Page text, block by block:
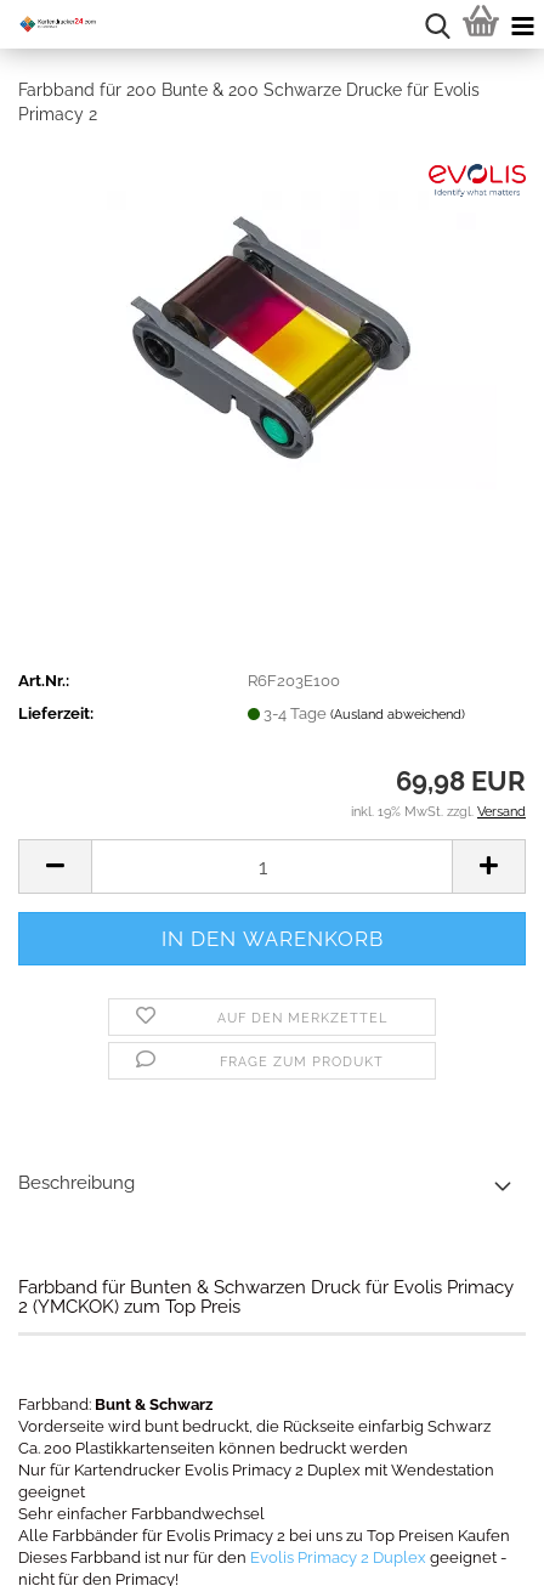
Farbband für 200 Bunte & 200 Schwarze Drucke für Evolis
Primacy 2
Art.Nr.:
R6F203E100
Lieferzeit:
3-4 Tage(Ausland abweichend)
69,98 EUR
inkl. 19% MwSt. zzgl. Versand
AUF DEN MERKZETTEL
FRAGE ZUM PRODUKT
Beschreibung
Farbband für Bunten & Schwarzen Druck für Evolis Primacy
2 (YMCKOK) zum Top Preis
Farbband: Bunt & Schwarz
Vorderseite wird bunt bedruckt, die Rückseite einfarbig Schwarz
Ca. 200 Plastikkartenseiten können bedruckt werden
Nur für Kartendrucker Evolis Primacy 2 Duplex mit Wendestation
geeignet
Sehr einfacher Farbbandwechsel
Alle Farbbänder für Evolis Primacy 2 bei uns zu Top Preisen Kaufen
Dieses Farbband ist nur für den Evolis Primacy 2 Duplex geeignet -
nicht für den Primacy!